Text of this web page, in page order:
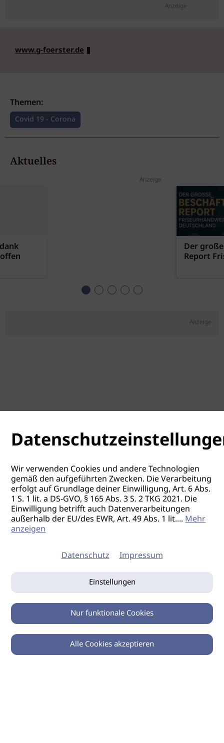
Anzeige
www.g-foerster.de
Themen:
Covid 19 - Corona
Aktuelles
Anzeige
Der
Report
Anzeige
0
Wir verwenden Cookies und andere Technologien
gemäß den aufgeführten Zwecken. Die Verarbeitung
erfolgt auf Grundlage deiner Einwilligung, Art. 6 Abs.
1 S. 1 lit. a DS-GVO, § 165 Abs. 3 S. 2 TKG 2021. Die
Einwilligung betrifft auch Datenverarbeitungen
außerhalb der EU/des EWR, Art. 49 Abs. 1 lit....Mehr
anzeigen
Datenschutz Impressum
Einstellungen
Nur funktionale Cookies
Alle Cookies akzeptieren